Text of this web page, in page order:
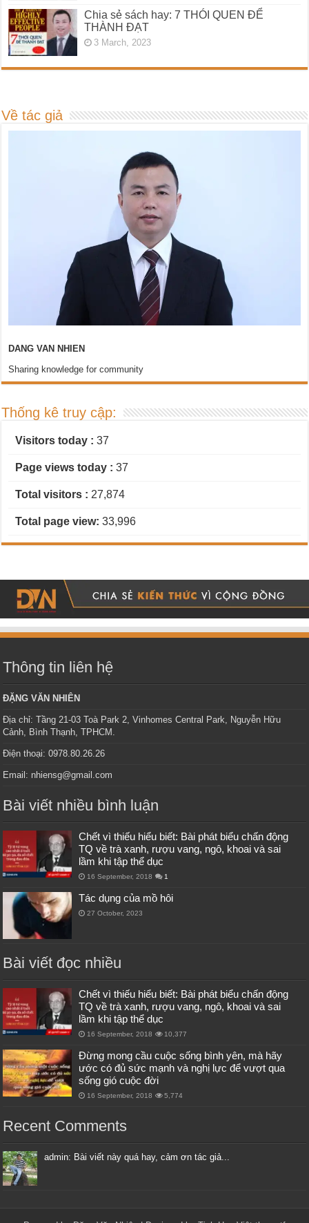
Chia sẻ sách hay: 7 THÓI QUEN ĐỂ
THÀNH ĐẠT
3 March, 2023
Về tác giả
DANG VAN NHIEN
Sharing knowledge for community
Thống kê truy cập:
Visitors today :37
Page views today :37
Total visitors :27,874
Total page view:33,996
Thông tin liên hệ
ĐẶNG VĂN NHIÊN
Địa chỉ: Tầng 21-03 Toà Park 2, Vinhomes Central Park, Nguyễn Hữu
Cảnh, Bình Thạnh, TPHCM.
Điện thoại: 0978.80.26.26
Email: nhiensg@gmail.com
Bài viết nhiều bình luận
Chết vì thiếu hiểu biết: Bài phát biểu chấn động
TQ về trà xanh, rượu vang, ngô, khoai và sai
lầm khi tập thể dục
16 September, 2018 1
Tác dụng của mồ hôi
27 October, 2023
Bài viết đọc nhiều
Chết vì thiếu hiểu biết: Bài phát biểu chấn động
TQ về trà xanh, rượu vang, ngô, khoai và sai
lầm khi tập thể dục
16 September, 2018 10,377
Đừng mong cầu cuộc sống bình yên, mà hãy
ước có đủ sức mạnh và nghị lực để vượt qua
sống gió cuộc đời
16 September, 2018 5,774
Recent Comments
admin: Bài viết này quá hay, cảm ơn tác giả...